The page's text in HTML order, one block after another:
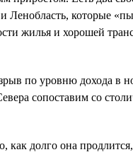
которые
жилья и хорошей
по уровню дохода в
сопоставим со
долго она